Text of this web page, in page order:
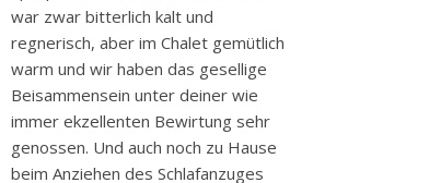
war zwar bitterlich kalt und
regnerisch, aber im Chalet gemütlich
warm und wir haben das gesellige
Beisammensein unter deiner wie
immer ekzellenten Bewirtung sehr
genossen. Und auch noch zu Hause
beim Anziehen des Schlafanzuges